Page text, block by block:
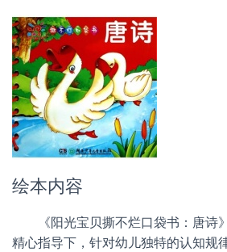
绘本内容
《阳光宝贝撕不烂口袋书：唐诗
精心指导下，针对幼儿独特的认知规